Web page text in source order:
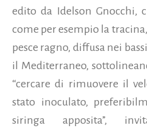
edito da Idelson Gnocchi,
come per esempio la
pesce ragno, diffusa nei
il Mediterraneo,
“cercare di rimuovere il
stato inoculato,
siringa apposita”,